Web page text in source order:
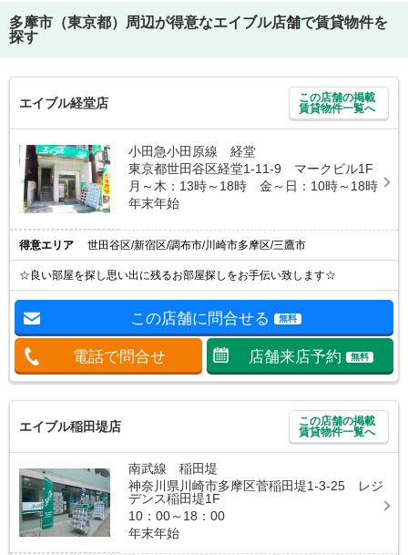
多摩市（東京都）
周辺が得意なエイブル店舗で賃貸物件を
探す
エイブル経堂店
この店舗の掲載
賃貸物件一覧へ
小田急小田原線 経堂
東京都世田谷区経堂1-11-9 マークビル1F
月～木：13時～18時 金～日：10時～18時
年末年始
得意エリア 世田谷区/新宿区/調布市/川崎市多摩区/三鷹市
☆良い部屋を探し思い出に残るお部屋探しをお手伝い致します☆
この店舗に問合せる 無料
電話で問合せ 店舗来店予約 無料
エイブル稲田堤店
この店舗の掲載
賃貸物件一覧へ
南武線 稲田堤
神奈川県川崎市多摩区菅稲田堤1-3-25 レジ
デンス稲田堤1F
10：00～18：00
年末年始